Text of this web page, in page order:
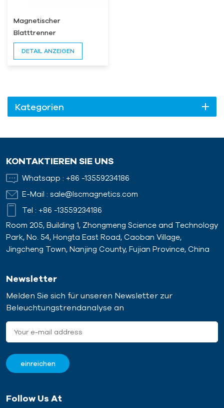
Magnetischer
Blatttrenner
DETAIL ANZEIGEN
Kategorien
KONTAKTIEREN SIE UNS
Whatsapp : +86 -13559234186
E-Mail : sale@lscmagnetics.com
Tel : +86 -13559234186
Room 205, Building 1, Zhongmeng Science and Technology
Park, No. 54, Hongta East Road, Caoban Village,
Jingcheng Town, Nanjing County, Fujian Province, China
Newsletter
Melden Sie sich für unseren Newsletter zur
Beleuchtungstrendanalyse an
Follow Us At